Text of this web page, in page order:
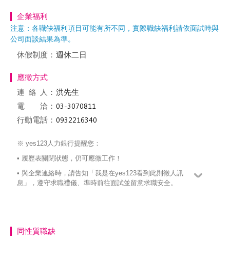
企業福利
注意：各職缺福利項目可能有所不同，實際職缺福利請依面試時與
公司面談結果為準。
休假制度： 週休二日
應徵方式
連絡
人： 洪先生
電 洽：
行動電話：
※ yes123人力銀行提醒您：
• 履歷表關閉狀態，仍可應徵工作！
• 與企業連絡時，請告知「我是在yes123看到此則徵人訊
息」，遵守求職禮儀、準時前往面試並留意求職安全。
同性質職缺